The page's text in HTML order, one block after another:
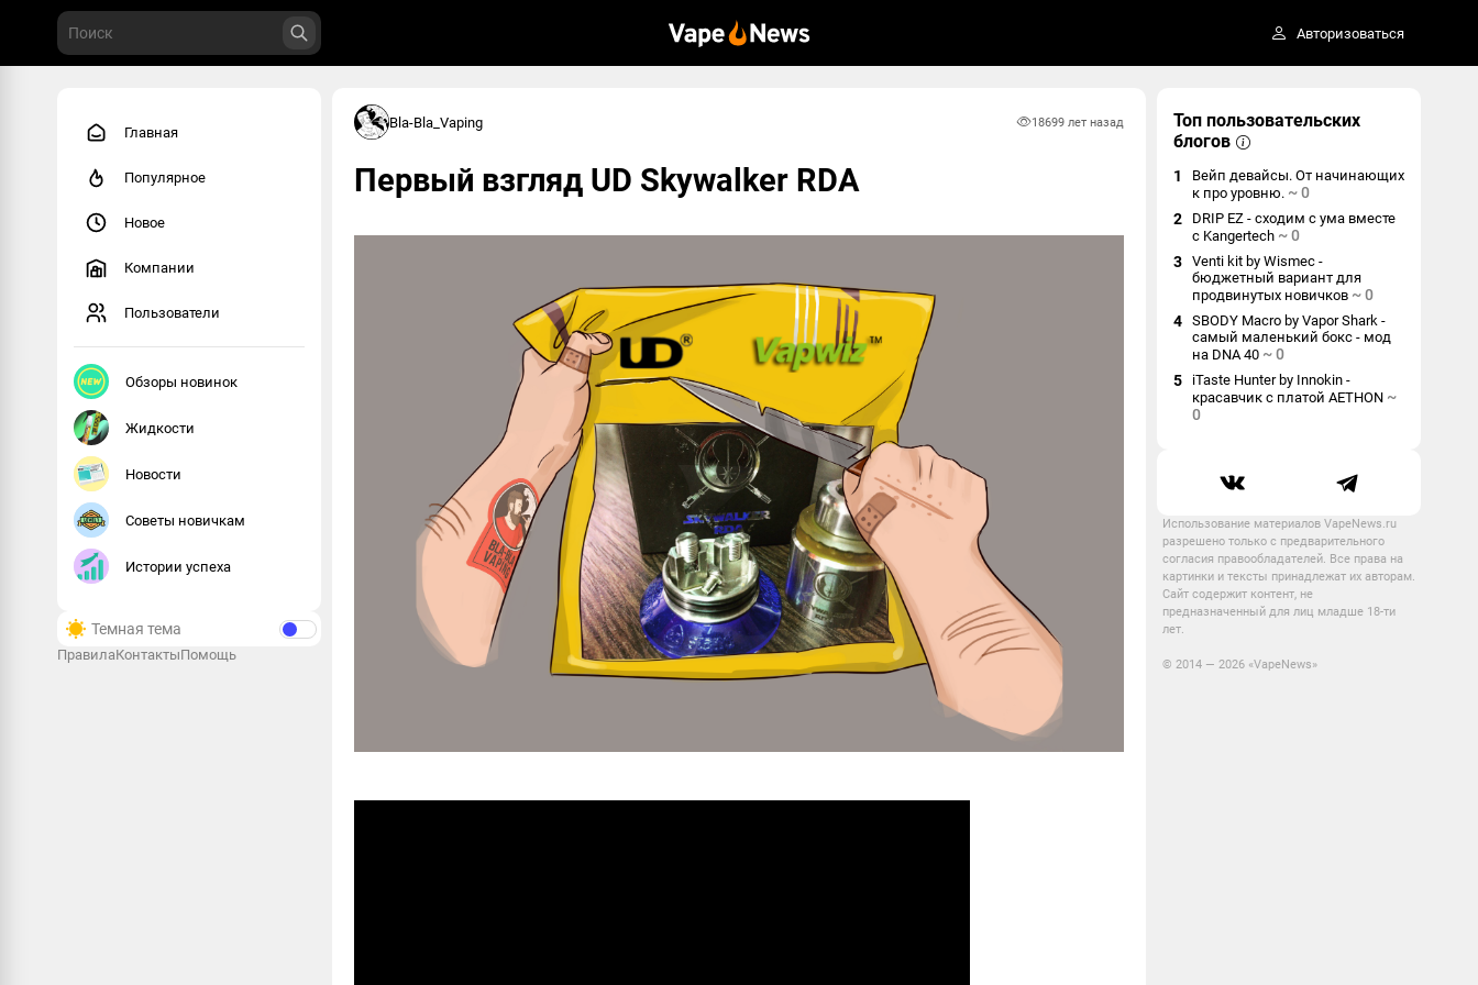
Авторизоваться
Главная
Популярное
Новое
Компании
Пользователи
Обзоры новинок
Жидкости
Новости
Советы новичкам
Истории успеха
Темная тема
ПравилаКонтактыПомощь
Bla-Bla_Vaping 18699 лет назад
Первый взгляд UD Skywalker RDA
Топ пользовательских
блогов
1
Вейп девайсы. От начинающих
к про уровню. ~0
2
DRIP EZ - сходим с ума вместе
с Kangertech ~0
3 Venti kit by Wismec -
бюджетный вариант для
продвинутых новичков ~0
4 SBODY Macro by Vapor Shark -
самый маленький бокс - мод
на DNA 40 ~0
5
iTaste Hunter by Innokin -
красавчик с платой AETHON ~
0
Использование материалов VapeNews.ru
разрешено только с предварительного
согласия правообладателей. Все права на
картинки и тексты принадлежат их авторам.
Сайт содержит контент, не
предназначенный для лиц младше 18-ти
лет.
© 2014 — 2026 «VapeNews»